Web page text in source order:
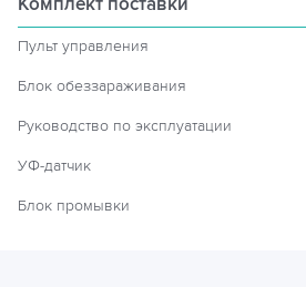
Комплект поставки
Пульт управления
Блок обеззараживания
Руководство по эксплуатации
УФ-датчик
Блок промывки